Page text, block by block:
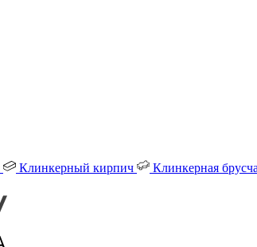
Клинкерный кирпич Клинкерная